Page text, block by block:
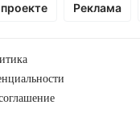
Реклама